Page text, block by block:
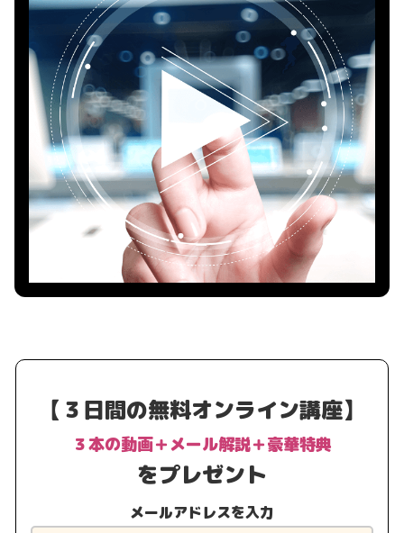
【３日間の無料オンライン講座】
３本の動画＋メール解説＋豪華特典
をプレゼント
メールアドレスを入力